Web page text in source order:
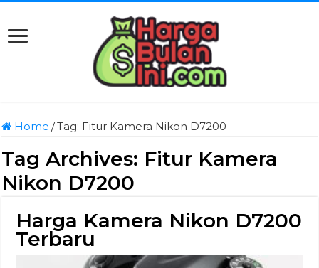
Home /Tag: Fitur Kamera Nikon D7200
Tag Archives: Fitur Kamera
Nikon D7200
Harga Kamera Nikon D7200
Terbaru